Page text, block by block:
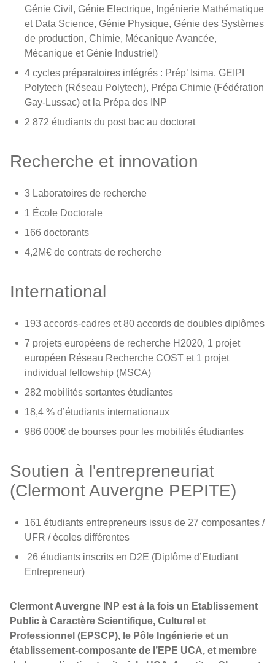
Génie Civil, Génie Electrique, Ingénierie Mathématique
et Data Science, Génie Physique, Génie des Systèmes
de production, Chimie, Mécanique Avancée,
Mécanique et Génie Industriel)
4 cycles préparatoires intégrés : Prép’ Isima, GEIPI
Polytech (Réseau Polytech), Prépa Chimie (Fédération
Gay-Lussac) et la Prépa des INP
2 872 étudiants du post bac au doctorat
Recherche et innovation
3 Laboratoires de recherche
1 École Doctorale
166 doctorants
4,2M€ de contrats de recherche
International
193 accords-cadres et 80 accords de doubles diplômes
7 projets européens de recherche H2020, 1 projet
européen Réseau Recherche COST et 1 projet
individual fellowship (MSCA)
282 mobilités sortantes étudiantes
18,4 % d’étudiants internationaux
986 000€ de bourses pour les mobilités étudiantes
Soutien à l'entrepreneuriat
(Clermont Auvergne PEPITE)
161 étudiants entrepreneurs issus de 27 composantes /
UFR / écoles différentes
26 étudiants inscrits en D2E (Diplôme d’Etudiant
Entrepreneur)
Clermont Auvergne INP est à la fois un Etablissement
Public à Caractère Scientifique, Culturel et
Professionnel (EPSCP), le Pôle Ingénierie et un
établissement-composante de l’EPE UCA, et membre